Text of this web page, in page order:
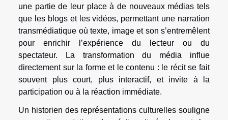
une partie de leur place à de nouveaux médias tels
que les blogs et les vidéos, permettant une narration
transmédiatique où texte, image et son s’entremêlent
pour enrichir l’expérience du lecteur ou du
spectateur. La transformation du média influe
directement sur la forme et le contenu : le récit se fait
souvent plus court, plus interactif, et invite à la
participation ou à la réaction immédiate.
Un historien des représentations culturelles souligne